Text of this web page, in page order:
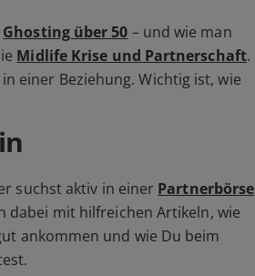
Ghosting über 50 – und wie man
Midlife Krise und Partnerschaft.
einer Beziehung. Wichtig ist, wie
in
suchst aktiv in einer Partnerbörse
dabei mit hilfreichen Artikeln, wie
ankommen und wie Du beim